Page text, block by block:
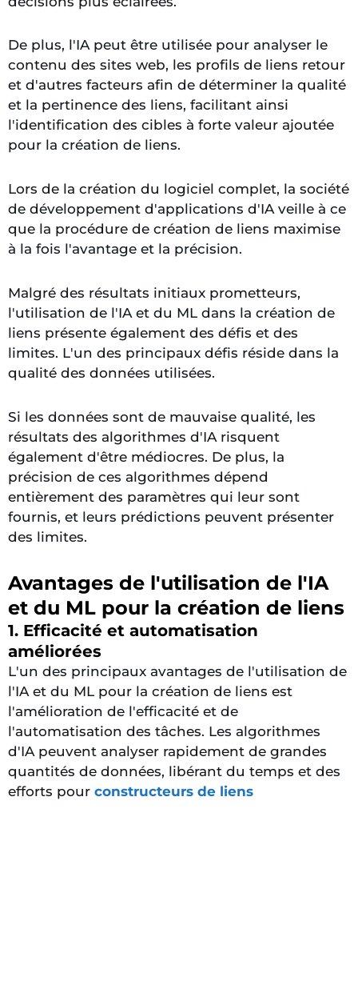
De plus, l'IA peut être utilisée pour analyser le
contenu des sites web, les profils de liens retour
et d'autres facteurs afin de déterminer la qualité
et la pertinence des liens, facilitant ainsi
l'identification des cibles à forte valeur ajoutée
pour la création de liens.
Lors de la création du logiciel complet, la société
de développement d'applications d'IA veille à ce
que la procédure de création de liens maximise
à la fois l'avantage et la précision.
Malgré des résultats initiaux prometteurs,
l'utilisation de l'IA et du ML dans la création de
liens présente également des défis et des
limites. L'un des principaux défis réside dans la
qualité des données utilisées.
Si les données sont de mauvaise qualité, les
résultats des algorithmes d'IA risquent
également d'être médiocres. De plus, la
précision de ces algorithmes dépend
entièrement des paramètres qui leur sont
fournis, et leurs prédictions peuvent présenter
des limites.
Avantages de l'utilisation de l'IA
et du ML pour la création de liens
1. Efficacité et automatisation
améliorées
L'un des principaux avantages de l'utilisation de
l'IA et du ML pour la création de liens est
l'amélioration de l'efficacité et de
l'automatisation des tâches. Les algorithmes
d'IA peuvent analyser rapidement de grandes
quantités de données, libérant du temps et des
efforts pour constructeurs de liens